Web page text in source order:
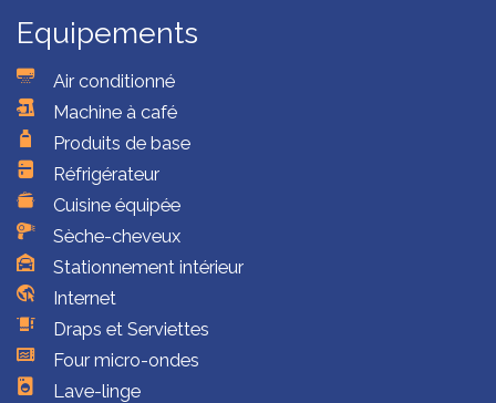
Equipements
Air conditionné
Machine à café
Produits de base
Réfrigérateur
Cuisine équipée
Sèche-cheveux
Stationnement intérieur
Internet
Draps et Serviettes
Four micro-ondes
Lave-linge